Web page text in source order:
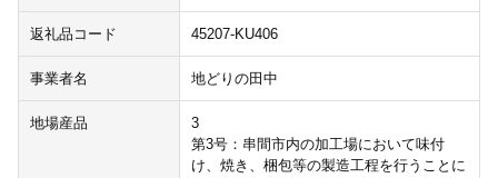
返礼品コード 45207-KU406
事業者名 地どりの田中
地場産品
3
第3号：串間市内の加工場において味付
け、焼き、梱包等の製造工程を行うことに